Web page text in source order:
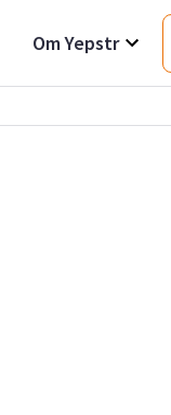
Om Yepstr